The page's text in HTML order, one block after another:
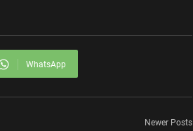
WhatsApp
Newer Posts